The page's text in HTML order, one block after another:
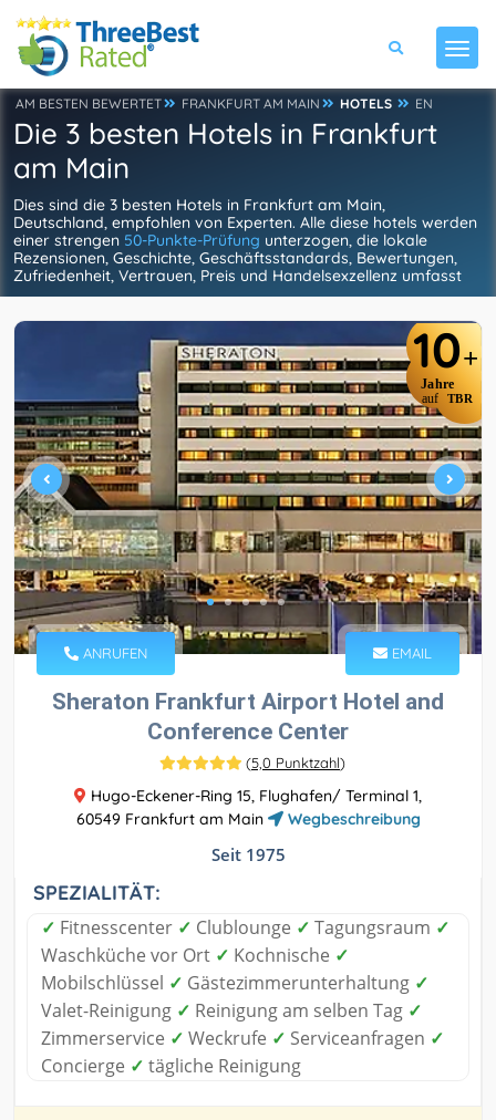
AM BESTEN BEWERTET FRANKFURT AM MAIN HOTELS EN
Die 3 besten Hotels in Frankfurt
am Main
Dies sind die 3 besten Hotels in Frankfurt am Main,
Deutschland, empfohlen von Experten. Alle diese hotels werden
einer strengen 50-Punkte-Prüfung unterzogen, die lokale
Rezensionen, Geschichte, Geschäftsstandards, Bewertungen,
Zufriedenheit, Vertrauen, Preis und Handelsexzellenz umfasst
10+
Jahre
auf TBR
ANRUFEN EMAIL
Sheraton Frankfurt Airport Hotel and
Conference Center
(5,0 Punktzahl)
Hugo-Eckener-Ring 15, Flughafen/ Terminal 1,
60549 Frankfurt am Main
Wegbeschreibung
Seit 1975
SPEZIALITÄT:
✓ Fitnesscenter ✓ Clublounge ✓ Tagungsraum ✓
Waschküche vor Ort ✓ Kochnische ✓
Mobilschlüssel ✓ Gästezimmerunterhaltung ✓
Valet-Reinigung ✓ Reinigung am selben Tag ✓
Zimmerservice ✓ Weckrufe ✓ Serviceanfragen ✓
Concierge ✓ tägliche Reinigung